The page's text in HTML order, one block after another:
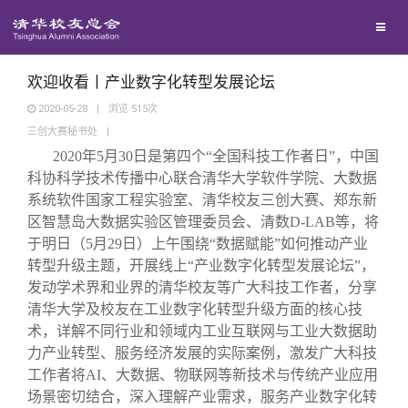
西南联大校友会
义工计划
新媒体平台
青春风采
校友讲坛
校友视界
信息化服务
实用信息
总会简介
总会章程
理事会名单
制度法规
联系我们
关闭
欢迎收看丨产业数字化转型发展论坛
2020-05-28 | 浏览 515次
三创大赛秘书处
|
2020年5月30日是第四个“全国科技工作者日”，中国
科协科学技术传播中心联合清华大学软件学院、大数据
系统软件国家工程实验室、清华校友三创大赛、郑东新
区智慧岛大数据实验区管理委员会、清数D-LAB等，将
于明日（5月29日）上午围绕“数据赋能”如何推动产业
转型升级主题，开展线上“产业数字化转型发展论坛”，
发动学术界和业界的清华校友等广大科技工作者，分享
清华大学及校友在工业数字化转型升级方面的核心技
术，详解不同行业和领域内工业互联网与工业大数据助
力产业转型、服务经济发展的实际案例，激发广大科技
工作者将AI、大数据、物联网等新技术与传统产业应用
场景密切结合，深入理解产业需求，服务产业数字化转